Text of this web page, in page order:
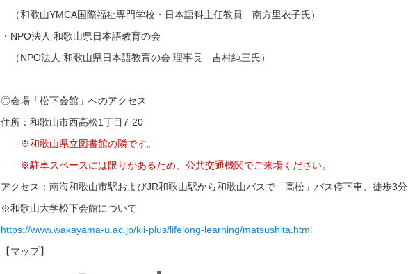
（和歌山YMCA国際福祉専門学校・日本語科主任教員 南方里衣子氏）
・NPO法人 和歌山県日本語教育の会
（NPO法人 和歌山県日本語教育の会 理事長 吉村純三氏）
◎会場「松下会館」へのアクセス
住所：和歌山市西高松1丁目7-20
※和歌山県立図書館の隣です。
※駐車スペースには限りがあるため、公共交通機関でご来場ください。
アクセス：南海和歌山市駅およびJR和歌山駅から和歌山バスで「高松」バス停下車、徒歩3分
※和歌山大学松下会館について
https://www.wakayama-u.ac.jp/kii-plus/lifelong-learning/matsushita.html
【マップ】